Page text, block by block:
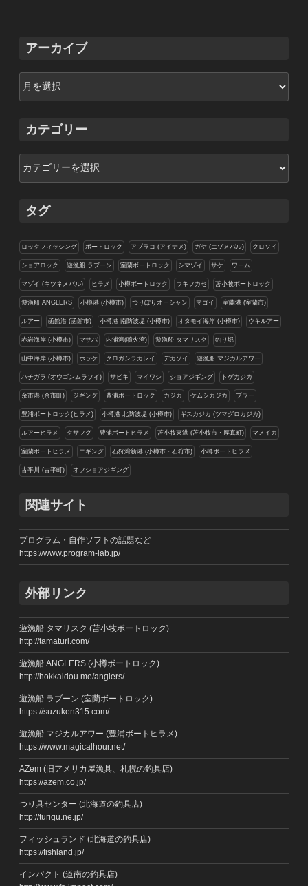
アーカイブ
ー
カ
カテゴリー
テ
ゴ
タグ
ロックフィッシング ボートロック アブラコ (アイナメ) ガヤ (エゾメバル) クロソイ
ショアロック 遊漁船 ラブーン 室蘭ボートロック シマゾイ サケ ワーム
マゾイ (キツネメバル) ヒラメ 小樽ボートロック ウキフカセ 苫小牧ボートロック
遊漁船 ANGLERS 小樽港 (小樽市) つりぼりオーシャン マゴイ 室蘭港 (室蘭市)
ルアー 函館港 (函館市) 小樽港 南防波堤 (小樽市) オタモイ海岸 (小樽市) ウキルアー
赤岩海岸 (小樽市) マサバ 内浦湾(噴火湾) 遊漁船 タマリスク 釣り堀
山中海岸 (小樽市) ホッケ クロガシラカレイ デカソイ 遊漁船 マジカルアワー
ハチガラ (オウゴンムラソイ) サビキ マイワシ ショアジギング トゲカジカ
余市港 (余市町) ジギング 豊浦ボートロック カジカ ケムシカジカ ブラー
豊浦ボートロック(ヒラメ) 小樽港 北防波堤 (小樽市) ギスカジカ (ツマグロカジカ)
ルアーヒラメ クサフグ 豊浦ボートヒラメ 苫小牧東港 (苫小牧市・厚真町) マメイカ
室蘭ボートヒラメ エギング 石狩湾新港 (小樽市・石狩市) 小樽ボートヒラメ
古平川 (古平町) オフショアジギング
関連サイト
プログラム・自作ソフトの話題など
https://www.program-lab.jp/
外部リンク
遊漁船 タマリスク (苫小牧ボートロック)
http://tamaturi.com/
遊漁船 ANGLERS (小樽ボートロック)
http://hokkaidou.me/anglers/
遊漁船 ラブーン (室蘭ボートロック)
https://suzuken315.com/
遊漁船 マジカルアワー (豊浦ボートヒラメ)
https://www.magicalhour.net/
AZem (旧アメリカ屋漁具、札幌の釣具店)
https://azem.co.jp/
つり具センター (北海道の釣具店)
http://turigu.ne.jp/
フィッシュランド (北海道の釣具店)
https://fishland.jp/
インパクト (道南の釣具店)